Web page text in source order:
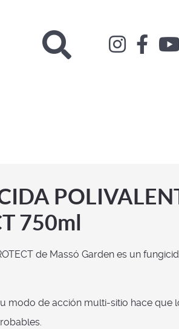
750ml
de Massó Garden es un
modo de acción multi-sitio hace que